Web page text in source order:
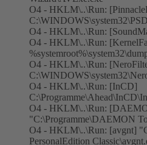
O4 - HKLM\..\Run:
O4 - HKLM\..\Run:
O4 - HKLM\..\Run:
O4 - HKLM\..\Run:
O4 - HKLM\..\Run: [InCD]
O4 - HKLM\..\Run:
"C:\Programme\DAEMON
O4 - HKLM\..\Run: [avgnt]
PersonalEdition